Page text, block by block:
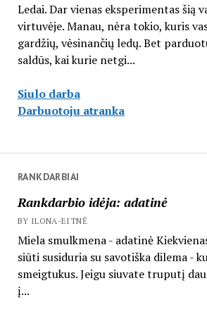
Ledai. Dar vienas eksperimentas šią
virtuvėje. Manau, nėra tokio, kuris
gardžių, vėsinančių ledų. Bet
saldūs, kai kurie netgi...
Siulo darba
Darbuotoju atranka
RANKDARBIAI
Rankdarbio idėja: adatinė
BY ILONA-EITNĖ
Miela smulkmena - adatinė
siūti susiduria su savotiška dilema -
smeigtukus. Jeigu siuvate truputį
į...